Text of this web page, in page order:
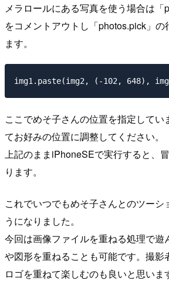
メラロールにある写真を使う場合は
をコメントアウトし「photos.pick」の
ます。
ここでめそ子さんの位置を指定してい
てお好みの位置に調整してください。
上記のままiPhoneSEで実行すると、
ります。
これでいつでもめそ子さんとのツーシ
うになりました。
今回は画像ファイルを重ねる処理で遊
や図形を重ねることも可能です。撮影
ロゴを重ねて楽しむのも良いと思いま